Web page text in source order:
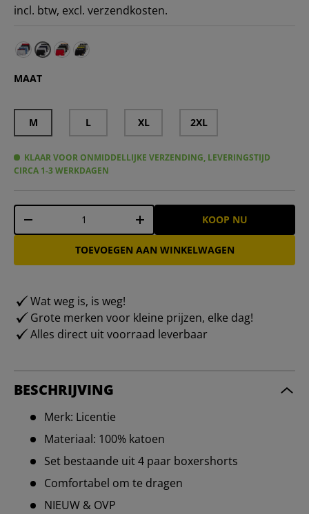
incl. btw, excl. verzendkosten.
MAAT
M L XL 2XL
KLAAR VOOR ONMIDDELLIJKE VERZENDING, LEVERINGSTIJD
CIRCA 1-3 WERKDAGEN
Aantal
-
+ KOOP NU
TOEVOEGEN AAN WINKELWAGEN
Wat weg is, is weg!
Grote merken voor kleine prijzen, elke dag!
Alles direct uit voorraad leverbaar
BESCHRIJVING
Merk: Licentie
Materiaal: 100% katoen
Set bestaande uit 4 paar boxershorts
Comfortabel om te dragen
NIEUW & OVP